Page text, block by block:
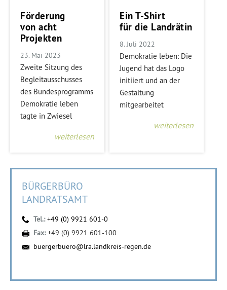
Förderung
von acht
Projekten
23. Mai 2023
Zweite Sitzung des
Begleitausschusses
des Bundesprogramms
Demokratie leben
tagte in Zwiesel
weiterlesen
Ein T-Shirt
für die Landrätin
8. Juli 2022
Demokratie leben: Die
Jugend hat das Logo
initiiert und an der
Gestaltung
mitgearbeitet
weiterlesen
BÜRGERBÜRO
LANDRATSAMT
Tel.:+49 (0) 9921 601-0
Fax:+49 (0) 9921 601-100
buergerbuero@lra.landkreis-regen.de